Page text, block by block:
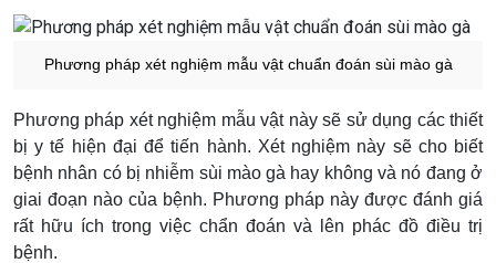
Phương pháp xét nghiệm mẫu vật chuẩn đoán sùi mào gà
Phương pháp xét nghiệm mẫu vật này sẽ sử dụng các thiết
bị y tế hiện đại để tiến hành. Xét nghiệm này sẽ cho biết
bệnh nhân có bị nhiễm sùi mào gà hay không và nó đang ở
giai đoạn nào của bệnh. Phương pháp này được đánh giá
rất hữu ích trong việc chẩn đoán và lên phác đồ điều trị
bệnh.